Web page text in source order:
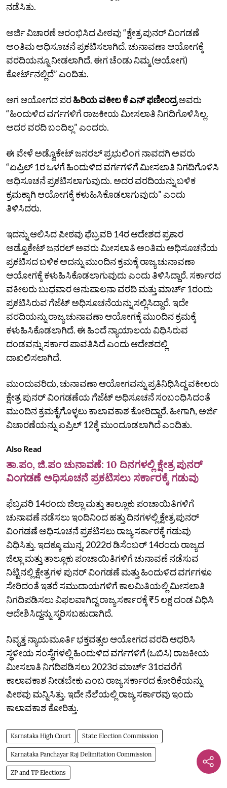
ನಡೆಸಿತು.
ಅರ್ಜಿ ವಿಚಾರಣೆ ಆರಂಭಿಸಿದ ಪೀಠವು “ಕ್ಷೇತ್ರ ಪುನರ್‌ ವಿಂಗಡಣೆ
ಅಂತಿಮ ಅಧಿಸೂಚನೆ ಪ್ರಕಟಿಸಲಾಗಿದೆ. ಚುನಾವಣಾ ಆಯೋಗಕ್ಕೆ
ವರದಿಯನ್ನೂ ನೀಡಲಾಗಿದೆ. ಈಗ ಚೆಂಡು ನಿಮ್ಮ (ಆಯೋಗ)
ಕೋರ್ಟ್‌ನಲ್ಲಿದೆ” ಎಂದಿತು.
ಆಗ ಆಯೋಗದ ಪರಹಿರಿಯ ವಕೀಲ ಕೆ ಎನ್‌ ಫಣೀಂದ್ರಅವರು
“ಹಿಂದುಳಿದ ವರ್ಗಗಳಿಗೆ ರಾಜಕೀಯ ಮೀಸಲಾತಿ ನಿಗದಿಗೊಳಿಸಿಲ್ಲ.
ಅದರ ವರದಿ ಬಂದಿಲ್ಲ” ಎಂದರು.
ಈ ವೇಳೆ ಅಡ್ವೊಕೇಟ್‌ ಜನರಲ್‌ ಪ್ರಭುಲಿಂಗ ನಾವದಗಿ ಅವರು
“ಏಪ್ರಿಲ್‌ 1ರ ಒಳಗೆ ಹಿಂದುಳಿದ ವರ್ಗಗಳಿಗೆ ಮೀಸಲಾತಿ ನಿಗದಿಗೊಳಿಸಿ
ಅಧಿಸೂಚನೆ ಪ್ರಕಟಿಸಲಾಗುವುದು. ಅದರ ವರದಿಯನ್ನು ಬಳಿಕ
ಕ್ರಮಕ್ಕಾಗಿ ಆಯೋಗಕ್ಕೆ ಕಳುಹಿಸಿಕೊಡಲಾಗುವುದು” ಎಂದು
ತಿಳಿಸಿದರು.
ಇದನ್ನು ಆಲಿಸಿದ ಪೀಠವು ಫೆಬ್ರವರಿ 14ರ ಆದೇಶದ ಪ್ರಕಾರ
ಅಡ್ವೊಕೇಟ್‌ ಜನರಲ್‌ ಅವರು ಮೀಸಲಾತಿ ಅಂತಿಮ ಅಧಿಸೂಚನೆಯ
ಪ್ರಕಟಿಸದ ಬಳಿಕ ಅದನ್ನು ಮುಂದಿನ ಕ್ರಮಕ್ಕೆ ರಾಜ್ಯ ಚುನಾವಣಾ
ಆಯೋಗಕ್ಕೆ ಕಳುಹಿಸಿಕೊಡಲಾಗುವುದು ಎಂದು ತಿಳಿಸಿದ್ದಾರೆ. ಸರ್ಕಾರದ
ವಕೀಲರು ಬುಧವಾರ ಅನುಪಾಲನಾ ವರದಿ ಮತ್ತು ಮಾರ್ಚ್‌ 1ರಂದು
ಪ್ರಕಟಿಸಿರುವ ಗೆಜೆಟ್‌ ಅಧಿಸೂಚನೆಯನ್ನು ಸಲ್ಲಿಸಿದ್ದಾರೆ. ಇದೇ
ವರದಿಯನ್ನು ರಾಜ್ಯ ಚುನಾವಣಾ ಆಯೋಗಕ್ಕೆ ಮುಂದಿನ ಕ್ರಮಕ್ಕೆ
ಕಳುಹಿಸಿಕೊಡಲಾಗಿದೆ. ಈ ಹಿಂದೆ ನ್ಯಾಯಾಲಯ ವಿಧಿಸಿರುವ
ದಂಡವನ್ನು ಸರ್ಕಾರ ಪಾವತಿಸಿದೆ ಎಂದು ಆದೇಶದಲ್ಲಿ
ದಾಖಲಿಸಲಾಗಿದೆ.
ಮುಂದುವರಿದು, ಚುನಾವಣಾ ಆಯೋಗವನ್ನು ಪ್ರತಿನಿಧಿಸಿದ್ದ ವಕೀಲರು
ಕ್ಷೇತ್ರ ಪುನರ್‌ ವಿಂಗಡಣೆಯ ಗೆಜೆಟ್‌ ಅಧಿಸೂಚನೆ ಸಂಬಂಧಿಸಿದಂತೆ
ಮುಂದಿನ ಕ್ರಮಕೈಗೊಳ್ಳಲು ಕಾಲಾವಕಾಶ ಕೋರಿದ್ದಾರೆ. ಹೀಗಾಗಿ, ಅರ್ಜಿ
ವಿಚಾರಣೆಯನ್ನು ಏಪ್ರಿಲ್‌ 12ಕ್ಕೆ ಮುಂದೂಡಲಾಗಿದೆ ಎಂದಿತು.
Also Read
ತಾ.ಪಂ, ಜಿ.ಪಂ ಚುನಾವಣೆ: 10 ದಿನಗಳಲ್ಲಿ ಕ್ಷೇತ್ರ ಪುನರ್‌
ವಿಂಗಡಣೆ ಅಧಿಸೂಚನೆ ಪ್ರಕಟಿಸಲು ಸರ್ಕಾರಕ್ಕೆ ಗಡುವು
ಫೆಬ್ರವರಿ 14ರಂದು ಜಿಲ್ಲಾ ಮತ್ತು ತಾಲ್ಲೂಕು ಪಂಚಾಯಿತಿಗಳಿಗೆ
ಚುನಾವಣೆ ನಡೆಸಲು ಇಂದಿನಿಂದ ಹತ್ತು ದಿನಗಳಲ್ಲಿ ಕ್ಷೇತ್ರ ಪುನರ್‌
ವಿಂಗಡಣೆ ಅಧಿಸೂಚನೆ ಪ್ರಕಟಿಸಲು ರಾಜ್ಯ ಸರ್ಕಾರಕ್ಕೆ ಗಡುವು
ವಿಧಿಸಿತ್ತು. ಇದಕ್ಕೂ ಮುನ್ನ, 2022ರ ಡಿಸೆಂಬರ್‌ 14ರಂದು ರಾಜ್ಯದ
ಜಿಲ್ಲಾ ಮತ್ತು ತಾಲ್ಲೂಕು ಪಂಚಾಯಿತಿಗಳಿಗೆ ಚುನಾವಣೆ ನಡೆಸುವ
ನಿಟ್ಟಿನಲ್ಲಿ ಕ್ಷೇತ್ರಗಳ ಪುನರ್‌ ವಿಂಗಡಣೆ ಮತ್ತು ಹಿಂದುಳಿದ ವರ್ಗಗಳೂ
ಸೇರಿದಂತೆ ಇತರೆ ಸಮುದಾಯಗಳಿಗೆ ಕಾಲಮಿತಿಯಲ್ಲಿ ಮೀಸಲಾತಿ
ನಿಗದಿಪಡಿಸಲು ವಿಫಲವಾಗಿದ್ದ ರಾಜ್ಯ ಸರ್ಕಾರಕ್ಕೆ ₹5 ಲಕ್ಷ ದಂಡ ವಿಧಿಸಿ
ಆದೇಶಿಸಿದ್ದನ್ನು ಸ್ಮರಿಸಬಹುದಾಗಿದೆ.
ನಿವೃತ್ತ ನ್ಯಾಯಮೂರ್ತಿ ಭಕ್ತವತ್ಸಲ ಆಯೋಗದ ವರದಿ ಆಧರಿಸಿ
ಸ್ಥಳೀಯ ಸಂಸ್ಥೆಗಳಲ್ಲಿ ಹಿಂದುಳಿದ ವರ್ಗಗಳಿಗೆ (ಒಬಿಸಿ) ರಾಜಕೀಯ
ಮೀಸಲಾತಿ ನಿಗದಿಪಡಿಸಲು 2023ರ ಮಾರ್ಚ್‌ 31ರವರೆಗೆ
ಕಾಲಾವಕಾಶ ನೀಡಬೇಕು ಎಂಬ ರಾಜ್ಯ ಸರ್ಕಾರದ ಕೋರಿಕೆಯನ್ನು
ಪೀಠವು ಮನ್ನಿಸಿತ್ತು. ಇದೇ ನೆಲೆಯಲ್ಲಿ ರಾಜ್ಯ ಸರ್ಕಾರವು ಇಂದು
ಕಾಲಾವಕಾಶ ಕೋರಿತ್ತು.
Karnataka High Court State Election Commission
Karnataka Panchayar Raj Delimitation Commission
ZP and TP Elections